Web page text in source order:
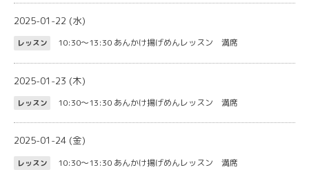
2025-01-22 (水)
レッスン 10:30～13:30 あんかけ揚げめんレッスン 満席
2025-01-23 (木)
レッスン 10:30～13:30 あんかけ揚げめんレッスン 満席
2025-01-24 (金)
レッスン 10:30～13:30 あんかけ揚げめんレッスン 満席